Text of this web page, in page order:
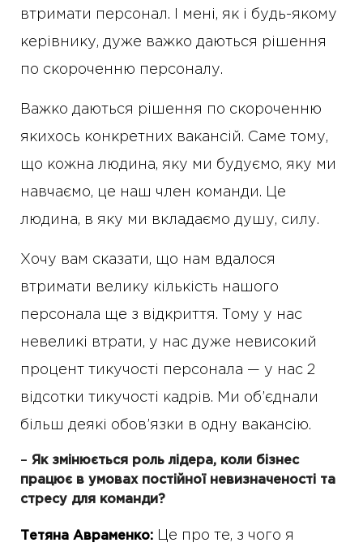
втримати персонал. І мені, як і будь-якому
керівнику, дуже важко даються рішення
по скороченню персоналу.
Важко даються рішення по скороченню
якихось конкретних вакансій. Саме тому,
що кожна людина, яку ми будуємо, яку ми
навчаємо, це наш член команди. Це
людина, в яку ми вкладаємо душу, силу.
Хочу вам сказати, що нам вдалося
втримати велику кількість нашого
персонала ще з відкриття. Тому у нас
невеликі втрати, у нас дуже невисокий
процент тикучості персонала — у нас 2
відсотки тикучості кадрів. Ми об’єднали
більш деякі обов’язки в одну вакансію.
– Як змінюється роль лідера, коли бізнес
працює в умовах постійної невизначеності та
стресу для команди?
Тетяна Авраменко: Це про те, з чого я